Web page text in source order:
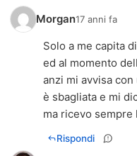
Morgan17 anni fa
Solo a me capita
ed al momento
anzi mi avvisa
è sbagliata e mi
ma ricevo
Rispondi